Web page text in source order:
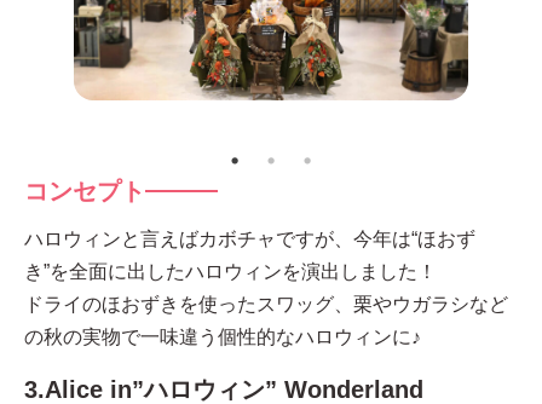
コンセプト
ハロウィンと言えばカボチャですが、今年は“ほおず
き”を全面に出したハロウィンを演出しました！
ドライのほおずきを使ったスワッグ、栗やウガラシなど
の秋の実物で一味違う個性的なハロウィンに♪
3.Alice in”ハロウィン” Wonderland